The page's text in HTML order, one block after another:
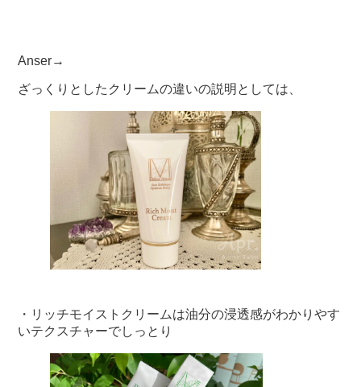
Anser→
ざっくりとしたクリームの違いの説明としては、
・リッチモイストクリームは油分の浸透感がわかりやす
いテクスチャーでしっとり